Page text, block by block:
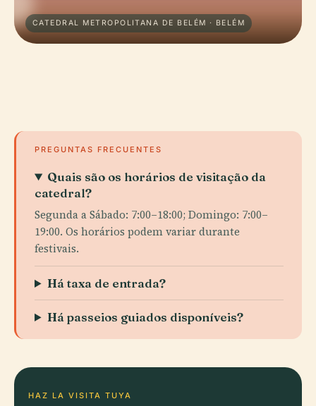
CATEDRAL METROPOLITANA DE BELÉM · BELÉM
PREGUNTAS FRECUENTES
Quais são os horários de visitação da
catedral?
Segunda a Sábado: 7:00–18:00; Domingo: 7:00–
19:00. Os horários podem variar durante
festivais.
Há taxa de entrada?
Há passeios guiados disponíveis?
HAZ LA VISITA TUYA